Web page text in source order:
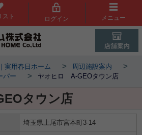
スト ログイン メニュー
実用春日ホーム > 周辺施設案内 >
パー > ヤオヒロ A-GEOタウン店
タウン店
埼玉県上尾市宮本町3-14